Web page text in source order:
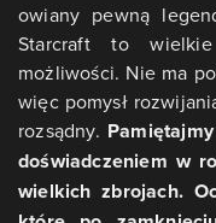
owiany pewną
Starcraft to
możliwości. Nie ma
więc pomysł
rozsądny.
doświadczeniem w
wielkich zbrojach.